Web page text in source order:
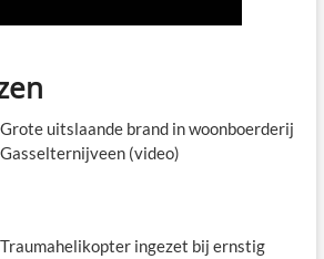
Grote uitslaande brand in woonboerderij
Gasselternijveen (video)
Traumahelikopter ingezet bij ernstig